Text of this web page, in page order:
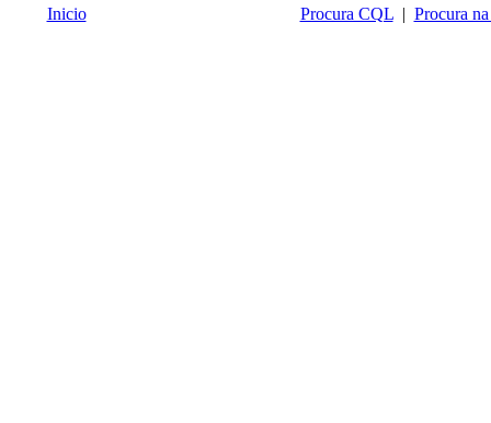
Inicio Procura CQL| Procura